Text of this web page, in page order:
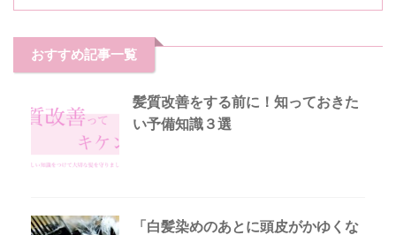
おすすめ記事一覧
髪質改善をする前に！知っておきた
い予備知識３選
「白髪染めのあとに頭皮がかゆくな